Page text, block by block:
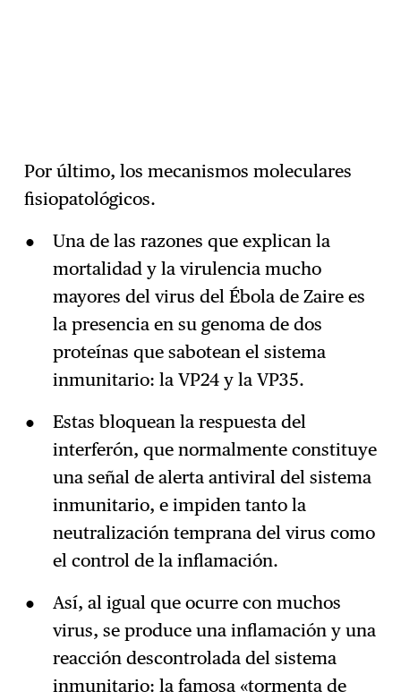
Por último, los mecanismos moleculares
fisiopatológicos.
Una de las razones que explican la
mortalidad y la virulencia mucho
mayores del virus del Ébola de Zaire es
la presencia en su genoma de dos
proteínas que sabotean el sistema
inmunitario: la VP24 y la VP35.
Estas bloquean la respuesta del
interferón, que normalmente constituye
una señal de alerta antiviral del sistema
inmunitario, e impiden tanto la
neutralización temprana del virus como
el control de la inflamación.
Así, al igual que ocurre con muchos
virus, se produce una inflamación y una
reacción descontrolada del sistema
inmunitario: la famosa «tormenta de